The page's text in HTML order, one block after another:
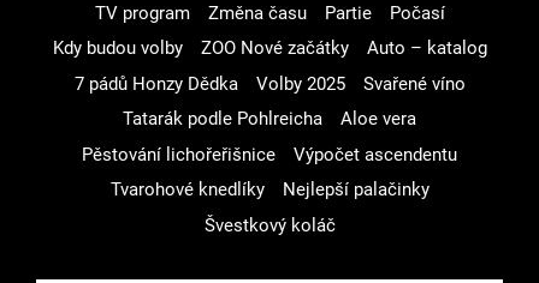
TV program
Změna času Partie
Počasí
Kdy budou volby
ZOO Nové začátky
Auto – katalog
7 pádů Honzy Dědka
Volby 2025
Svařené víno
Tatarák podle Pohlreicha
Aloe vera
Pěstování lichořeřišnice
Výpočet ascendentu
Tvarohové knedlíky
Nejlepší palačinky
Švestkový koláč